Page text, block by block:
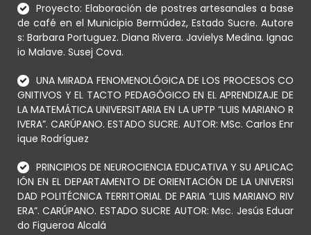
Proyecto: Elaboración de postres artesanales a base
de café en el Municipio Bermúdez, Estado Sucre. Autore
s: Barbara Portuguez. Diana Rivera. Javielys Medina. Ignac
io Malave. Susej Cova.
UNA MIRADA FENOMENOLÓGICA DE LOS PROCESOS CO
GNITIVOS Y EL TACTO PEDAGÓGICO EN EL APRENDIZAJE DE
LA MATEMÁTICA UNIVERSITARIA EN LA UPTP “LUIS MARIANO R
IVERA”. CARÚPANO. ESTADO SUCRE. AUTOR: MSc. Carlos Enr
ique Rodríguez
PRINCIPIOS DE NEUROCIENCIA EDUCATIVA Y SU APLICAC
IÓN EN EL DEPARTAMENTO DE ORIENTACIÓN DE LA UNIVERSI
DAD POLITÉCNICA TERRITORIAL DE PARIA “LUIS MARIANO RIV
ERA”. CARÚPANO. ESTADO SUCRE AUTOR: Msc. Jesús Eduar
do Figueroa Alcalá